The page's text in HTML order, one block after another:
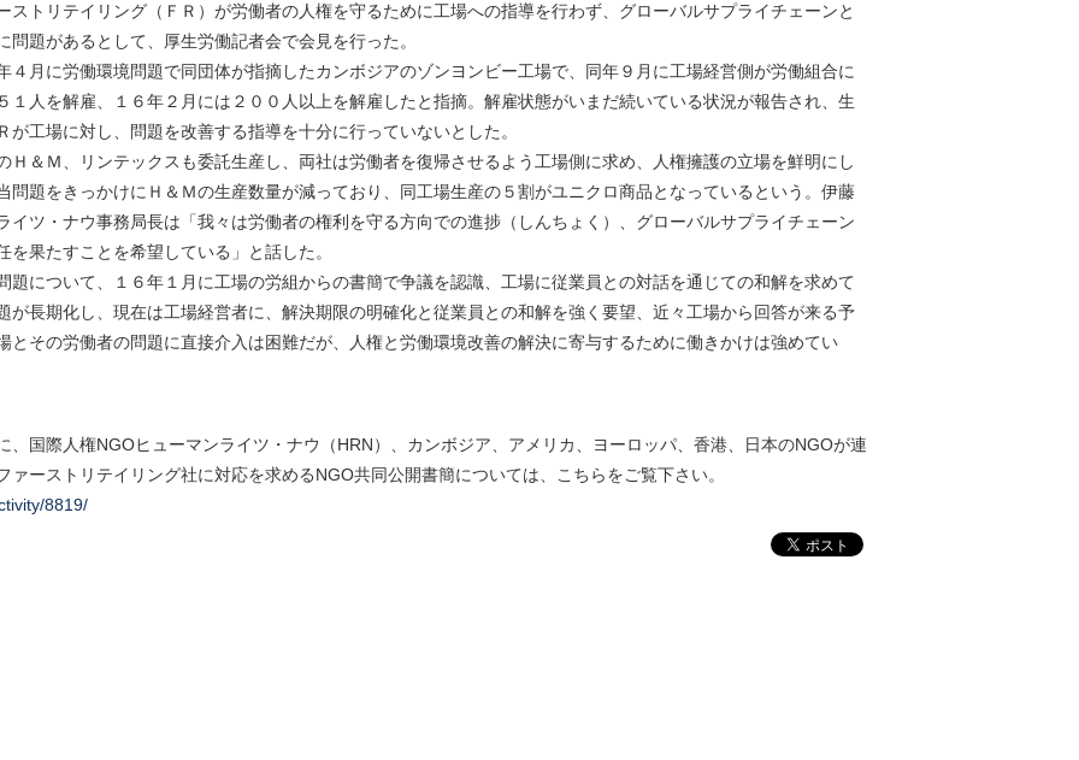
ストリテイリング（ＦＲ）が労働者の人権を守るために工場への指導を行わず、グローバルサプライチェーンと
問題があるとして、厚生労働記者会で会見を行った。
４月に労働環境問題で同団体が指摘したカンボジアのゾンヨンビー工場で、同年９月に工場経営側が労働組合に
１人を解雇、１６年２月には２００人以上を解雇したと指摘。解雇状態がいまだ続いている状況が報告され、生
が工場に対し、問題を改善する指導を十分に行っていないとした。
Ｈ＆Ｍ、リンテックスも委託生産し、両社は労働者を復帰させるよう工場側に求め、人権擁護の立場を鮮明にし
問題をきっかけにＨ＆Ｍの生産数量が減っており、同工場生産の５割がユニクロ商品となっているという。伊藤
イツ・ナウ事務局長は「我々は労働者の権利を守る方向での進捗（しんちょく）、グローバルサプライチェーン
を果たすことを希望している」と話した。
題について、１６年１月に工場の労組からの書簡で争議を認識、工場に従業員との対話を通じての和解を求めて
が長期化し、現在は工場経営者に、解決期限の明確化と従業員との和解を強く要望、近々工場から回答が来る予
とその労働者の問題に直接介入は困難だが、人権と労働環境改善の解決に寄与するために働きかけは強めてい
、国際人権NGOヒューマンライツ・ナウ（HRN）、カンボジア、アメリカ、ヨーロッパ、香港、日本のNGOが連
ァーストリテイリング社に対応を求めるNGO共同公開書簡については、こちらをご覧下さい。
8819/